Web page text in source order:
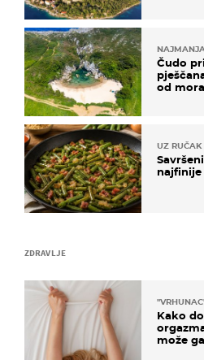
ZDRAVLJE
Kako
može
Čudo
od mora
UZ RUČAK
najfinije